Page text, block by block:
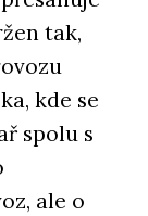
tak,
kde se
spolu s
ale o